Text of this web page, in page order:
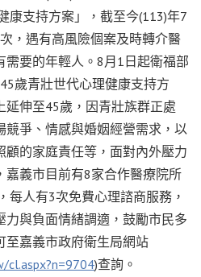
康支持方案」，截至今(113)年7
，遇有高風險個案及時轉介醫
要的年輕人。8月1日起衛福部
歲青壯世代心理健康支持方
伸至45歲，因青壯族群正處
競爭、情感與婚姻經營需求，以
顧的家庭責任等，面對內外壓力
嘉義市目前有8家合作醫療院所
每人有3次免費心理諮商服務，
與負面情緒調適，鼓勵市民多
至嘉義市政府衛生局網站
cl.aspx?n=9704)查詢。